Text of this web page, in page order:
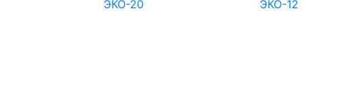
ЭКО-20 ЭКО-12